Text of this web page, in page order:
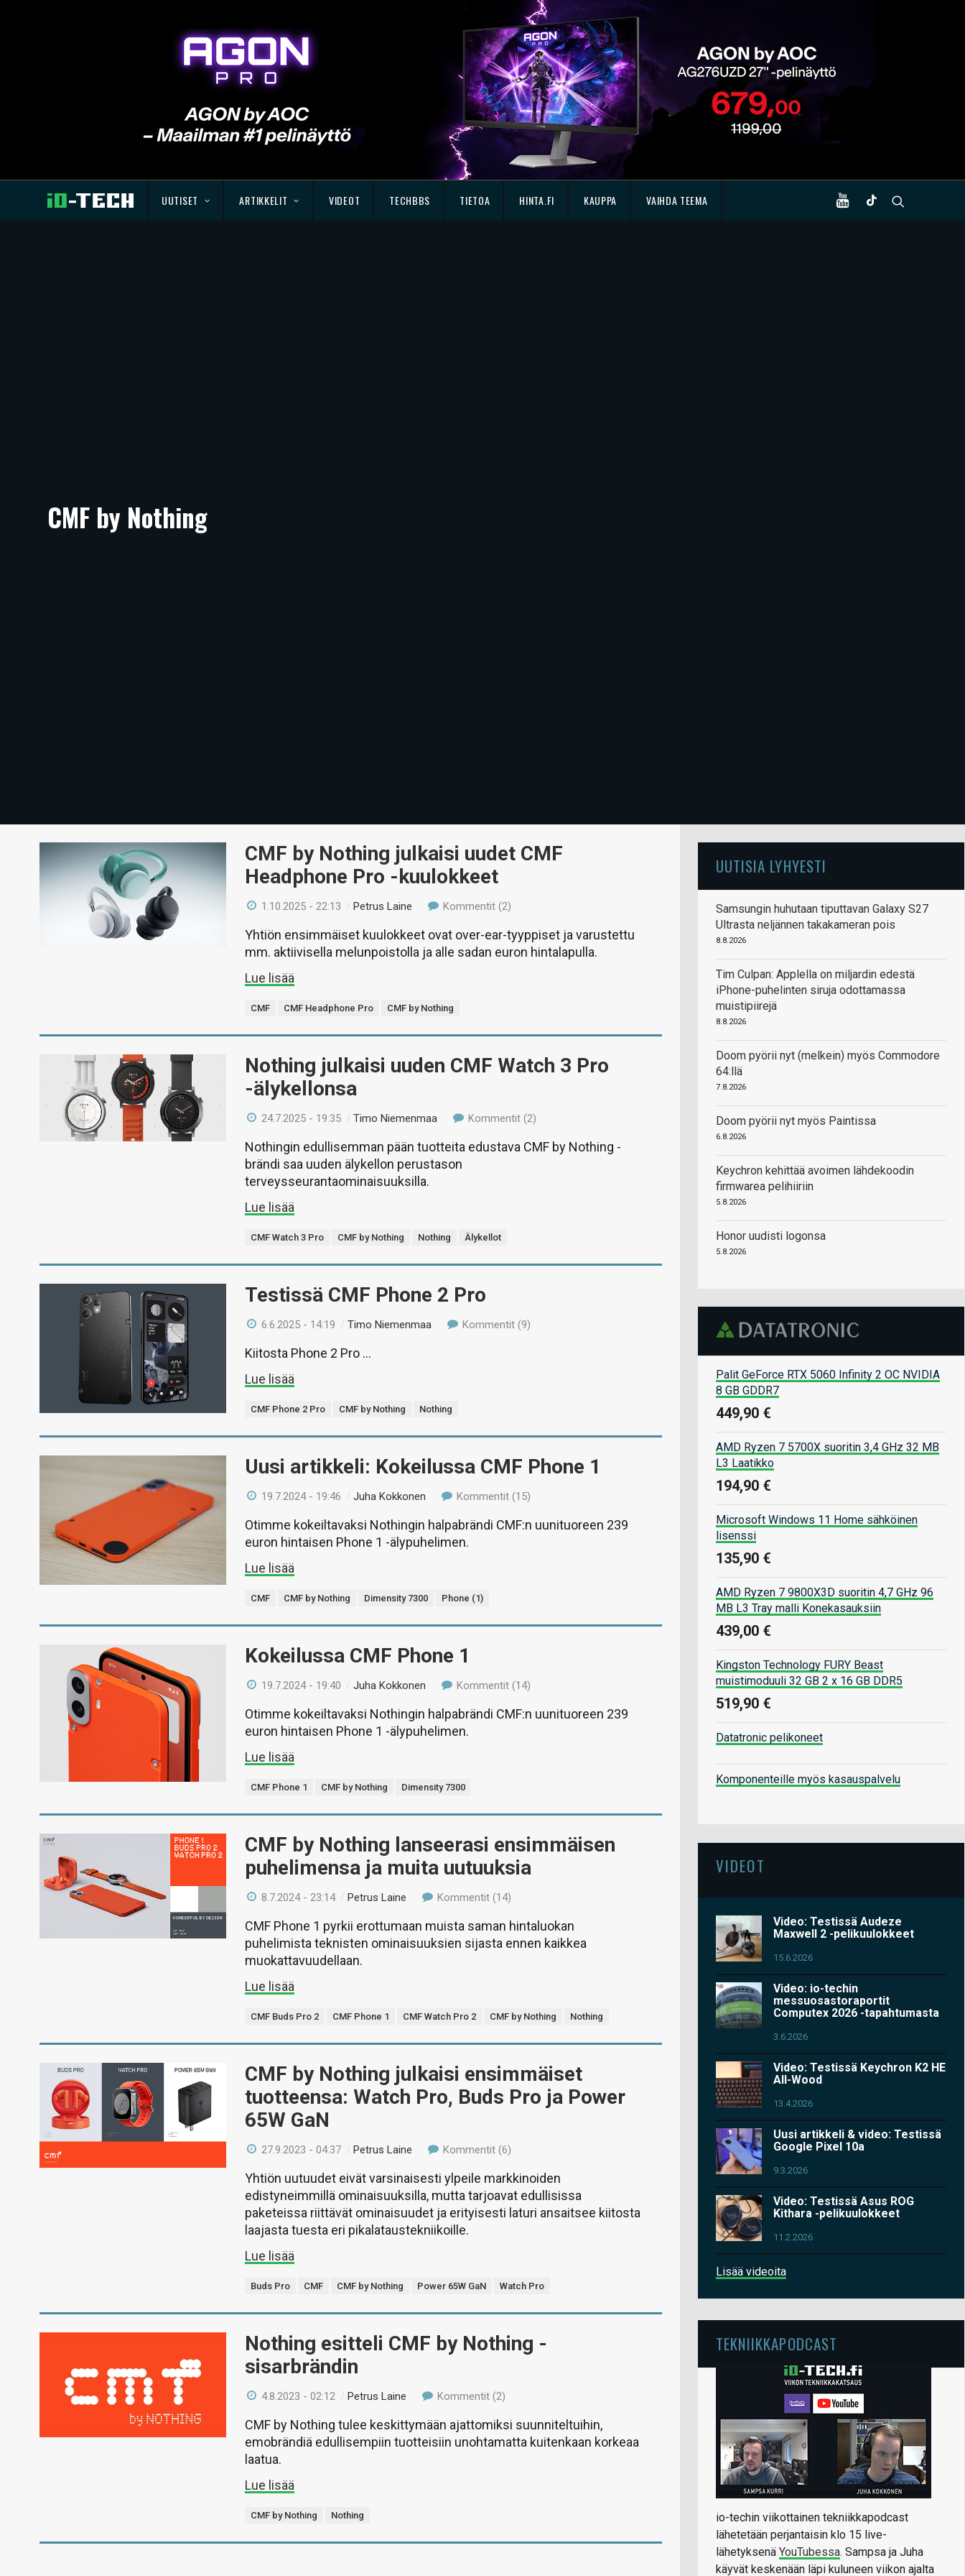
UUTISET ARTIKKELIT VIDEOT TECHBBS TIETOA HINTA.FI KAUPPA VAIHDA TEEMA
CMF by Nothing
CMF by Nothing julkaisi uudet CMF
Headphone Pro -kuulokkeet
1.10.2025 - 22:13 /Petrus Laine Kommentit (2)
Yhtiön ensimmäiset kuulokkeet ovat over-ear-tyyppiset ja varustettu
mm. aktiivisella melunpoistolla ja alle sadan euron hintalapulla.
Lue lisää
CMF CMF Headphone Pro CMF by Nothing
Nothing julkaisi uuden CMF Watch 3 Pro
-älykellonsa
24.7.2025 - 19:35 /Timo Niemenmaa Kommentit (2)
Nothingin edullisemman pään tuotteita edustava CMF by Nothing -
brändi saa uuden älykellon perustason
terveysseurantaominaisuuksilla.
Lue lisää
CMF Watch 3 Pro CMF by Nothing Nothing Älykellot
Testissä CMF Phone 2 Pro
6.6.2025 - 14:19 /Timo Niemenmaa Kommentit (9)
Kiitosta Phone 2 Pro …
Lue lisää
CMF Phone 2 Pro CMF by Nothing Nothing
Uusi artikkeli: Kokeilussa CMF Phone 1
19.7.2024 - 19:46 /Juha Kokkonen Kommentit (15)
Otimme kokeiltavaksi Nothingin halpabrändi CMF:n uunituoreen 239
euron hintaisen Phone 1 -älypuhelimen.
Lue lisää
CMF CMF by Nothing Dimensity 7300 Phone (1)
Kokeilussa CMF Phone 1
19.7.2024 - 19:40 /Juha Kokkonen Kommentit (14)
Otimme kokeiltavaksi Nothingin halpabrändi CMF:n uunituoreen 239
euron hintaisen Phone 1 -älypuhelimen.
Lue lisää
CMF Phone 1 CMF by Nothing Dimensity 7300
CMF by Nothing lanseerasi ensimmäisen
puhelimensa ja muita uutuuksia
8.7.2024 - 23:14 /Petrus Laine Kommentit (14)
CMF Phone 1 pyrkii erottumaan muista saman hintaluokan
puhelimista teknisten ominaisuuksien sijasta ennen kaikkea
muokattavuudellaan.
Lue lisää
CMF Buds Pro 2 CMF Phone 1 CMF Watch Pro 2 CMF by Nothing Nothing
CMF by Nothing julkaisi ensimmäiset
tuotteensa: Watch Pro, Buds Pro ja Power
65W GaN
27.9.2023 - 04:37 /Petrus Laine Kommentit (6)
Yhtiön uutuudet eivät varsinaisesti ylpeile markkinoiden
edistyneimmillä ominaisuuksilla, mutta tarjoavat edullisissa
paketeissa riittävät ominaisuudet ja erityisesti laturi ansaitsee kiitosta
laajasta tuesta eri pikalataustekniikoille.
Lue lisää
Buds Pro CMF CMF by Nothing Power 65W GaN Watch Pro
Nothing esitteli CMF by Nothing -
sisarbrändin
4.8.2023 - 02:12 /Petrus Laine Kommentit (2)
CMF by Nothing tulee keskittymään ajattomiksi suunniteltuihin,
emobrändiä edullisempiin tuotteisiin unohtamatta kuitenkaan korkeaa
laatua.
Lue lisää
CMF by Nothing Nothing
UUTISIA LYHYESTI
Samsungin huhutaan tiputtavan Galaxy S27
Ultrasta neljännen takakameran pois
8.8.2026
Tim Culpan: Applella on miljardin edestä
iPhone-puhelinten siruja odottamassa
muistipiirejä
8.8.2026
Doom pyörii nyt (melkein) myös Commodore
64:llä
7.8.2026
Doom pyörii nyt myös Paintissa
6.8.2026
Keychron kehittää avoimen lähdekoodin
firmwarea pelihiiriin
5.8.2026
Honor uudisti logonsa
5.8.2026
Palit GeForce RTX 5060 Infinity 2 OC NVIDIA
8 GB GDDR7
449,90 €
AMD Ryzen 7 5700X suoritin 3,4 GHz 32 MB
L3 Laatikko
194,90 €
Microsoft Windows 11 Home sähköinen
lisenssi
135,90 €
AMD Ryzen 7 9800X3D suoritin 4,7 GHz 96
MB L3 Tray malli Konekasauksiin
439,00 €
Kingston Technology FURY Beast
muistimoduuli 32 GB 2 x 16 GB DDR5
519,90 €
Datatronic pelikoneet
Komponenteille myös kasauspalvelu
VIDEOT
Video: Testissä Audeze
Maxwell 2 -pelikuulokkeet
15.6.2026
Video: io-techin
messuosastoraportit
Computex 2026 -tapahtumasta
3.6.2026
Video: Testissä Keychron K2 HE
All-Wood
13.4.2026
Uusi artikkeli & video: Testissä
Google Pixel 10a
9.3.2026
Video: Testissä Asus ROG
Kithara -pelikuulokkeet
11.2.2026
Lisää videoita
TEKNIIKKAPODCAST
io-techin viikottainen tekniikkapodcast
lähetetään perjantaisin klo 15 live-
lähetyksenä YouTubessa. Sampsa ja Juha
käyvät keskenään läpi kuluneen viikon ajalta